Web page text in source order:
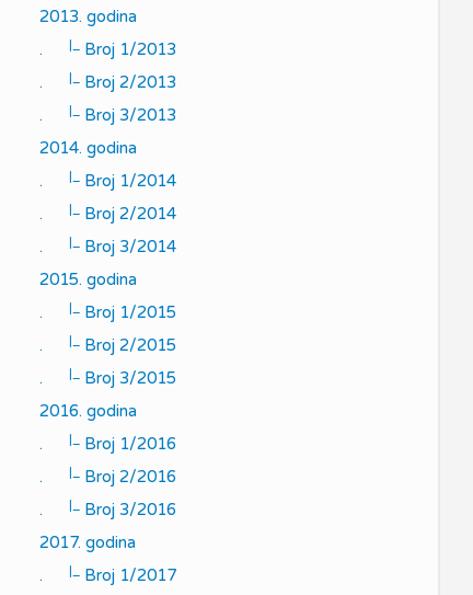
2013. godina
.
|_
Broj 1/2013
.
|_
Broj 2/2013
.
|_
Broj 3/2013
2014. godina
.
|_
Broj 1/2014
.
|_
Broj 2/2014
.
|_
Broj 3/2014
2015. godina
.
|_
Broj 1/2015
.
|_
Broj 2/2015
.
|_
Broj 3/2015
2016. godina
.
|_
Broj 1/2016
.
|_
Broj 2/2016
.
|_
Broj 3/2016
2017. godina
.
|_
Broj 1/2017